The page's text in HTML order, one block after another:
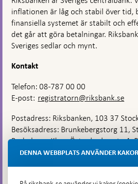
inflationen är låg och stabil över
finansiella systemet är stabilt och
det går att göra betalningar.
Sveriges sedlar och mynt.
Kontakt
Telefon: 08-787 00 00
E-post: registratorn@riksbank.se
Postadress: Riksbanken, 103 37
Besöksadress: Brunkebergstorg 11,
Budadress: Klara Östra kyrkogata 4,
Lastplats 6
DENNA WEBBPLATS ANVÄNDER